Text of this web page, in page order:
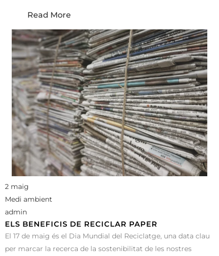
Read More
2 maig
Medi ambient
admin
ELS BENEFICIS DE RECICLAR PAPER
El 17 de maig és el Dia Mundial del Reciclatge, una data clau
per marcar la recerca de la sostenibilitat de les nostres